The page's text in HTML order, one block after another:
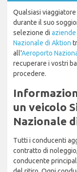
Qualsiasi
durante il suo
selezione di
Nazionale di Aktion
all'Aeroporto
recuperare i vostri
procedere.
un veicolo
Nazionale
Tutti i conducenti
contratto di
conducente